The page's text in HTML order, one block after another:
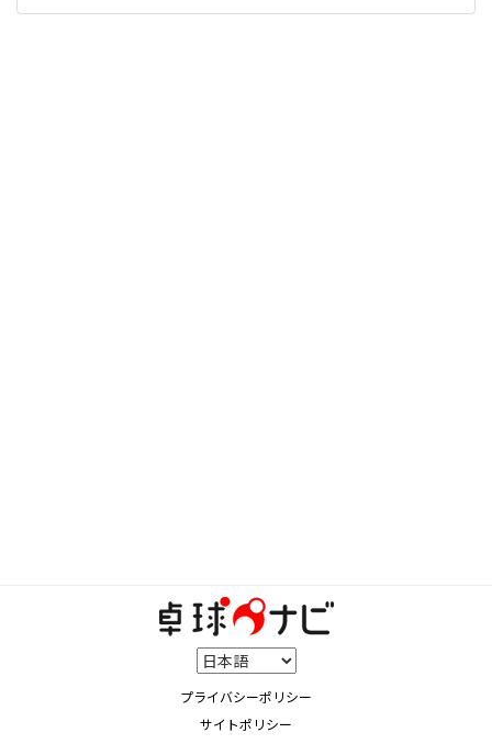
プライバシーポリシー
サイトポリシー